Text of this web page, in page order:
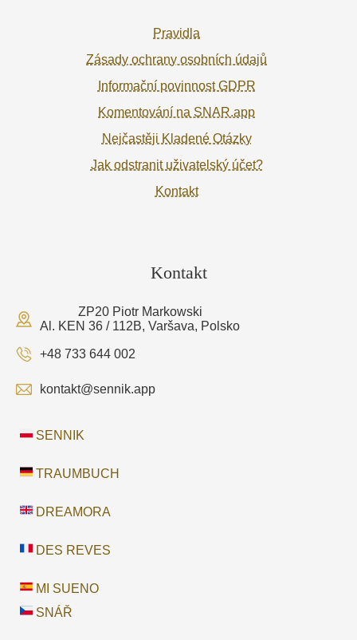
Pravidla
Zásady ochrany osobních údajů
Informační povinnost GDPR
Komentování na SNAR.app
Nejčastěji Kladené Otázky
Jak odstranit uživatelský účet?
Kontakt
Kontakt
ZP20 Piotr Markowski
Al. KEN 36 / 112B, Varšava, Polsko
+48 733 644 002
kontakt@sennik.app
SENNIK
TRAUMBUCH
DREAMORA
DES REVES
MI SUENO
SNÁŘ